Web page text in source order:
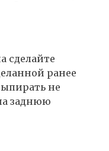
сделайте
ранее
не
заднюю